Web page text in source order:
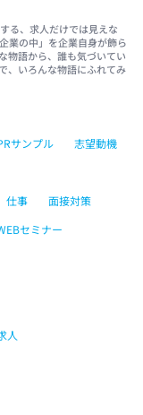
る、求人だけでは見えな
業の中」を企業自身が飾ら
物語から、誰も気づいてい
、いろんな物語にふれてみ
サンプル
志望動機
仕事
面接対策
セミナー
人